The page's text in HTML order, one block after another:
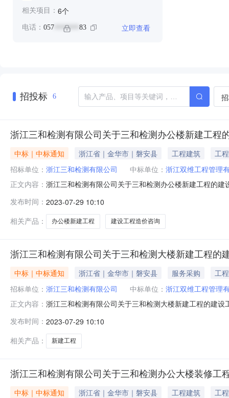
相关项目： 6个
电话： 057 ******* 83 立即查看
招投标 6
浙江三和检测有限公司关于三和检测办公楼新建工程
中标｜中标通知 浙江省｜金华市｜磐安县 工程建筑
工程
招标单位： 浙江三和检测有限公司 中标单位： 浙江双维工程管理
正文内容： 浙江三和检测有限公司关于三和检测办公楼新建工程的
个工作日内与项目业主接洽，并于本成交公告发布之日
057982172783成交理由：择优选取项目业主
发布时间： 2023-07-29 10:10
相关产品：
办公楼新建工程 建设工程造价咨询
浙江三和检测有限公司关于三和检测大楼新建工程的
中标｜中标通知 浙江省｜金华市｜磐安县 服务采购
工程
招标单位： 浙江三和检测有限公司 中标单位： 浙江双维工程管理
正文内容： 浙江三和检测有限公司关于三和检测大楼新建工程的建
内与项目业主接洽，并于本成交公告发布之日起5个工作
交理由：择优选取项目业主：浙江三
发布时间： 2023-07-29 10:10
相关产品：
新建工程
浙江三和检测有限公司关于三和检测办公大楼装修工
中标｜中标通知 浙江省｜金华市｜磐安县 工程建筑
工程